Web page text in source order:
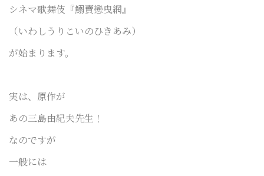
シネマ歌舞伎『鰯賣戀曳網』
（いわしうりこいのひきあみ）
が始まります。
実は、原作が
あの三島由紀夫先生！
なのですが
一般には